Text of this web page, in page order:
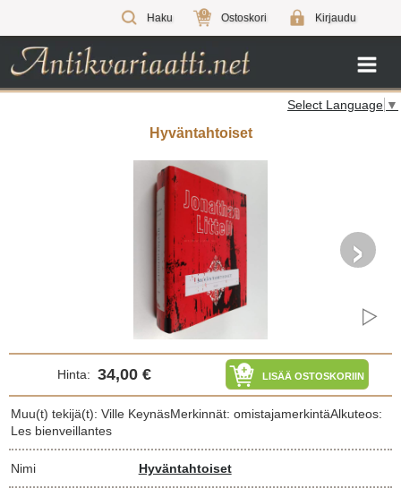
Haku 0 Ostoskori Kirjaudu
Select Language ▼
Hyväntahtoiset
›
Hinta: 34,00 € LISÄÄ OSTOSKORIIN
Muu(t) tekijä(t): Ville KeynäsMerkinnät: omistajamerkintäAlkuteos:
Les bienveillantes
Nimi Hyväntahtoiset